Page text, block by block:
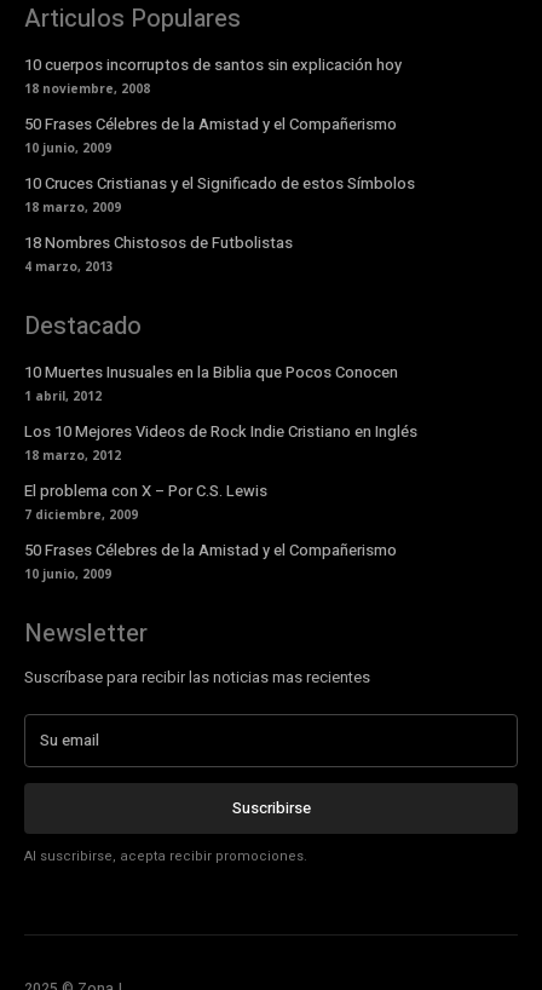
Articulos Populares
10 cuerpos incorruptos de santos sin explicación hoy
18 noviembre, 2008
50 Frases Célebres de la Amistad y el Compañerismo
10 junio, 2009
10 Cruces Cristianas y el Significado de estos Símbolos
18 marzo, 2009
18 Nombres Chistosos de Futbolistas
4 marzo, 2013
Destacado
10 Muertes Inusuales en la Biblia que Pocos Conocen
1 abril, 2012
Los 10 Mejores Videos de Rock Indie Cristiano en Inglés
18 marzo, 2012
El problema con X – Por C.S. Lewis
7 diciembre, 2009
50 Frases Célebres de la Amistad y el Compañerismo
10 junio, 2009
Newsletter
Suscríbase para recibir las noticias mas recientes
Suscribirse
Al suscribirse, acepta recibir promociones.